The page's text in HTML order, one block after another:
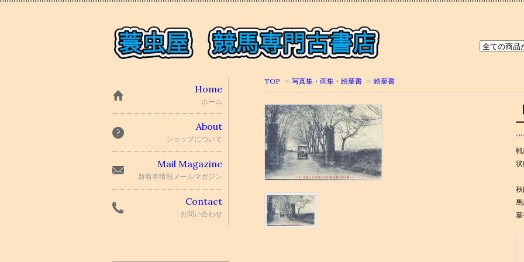
TOP > 写真集・画集・絵葉書 > 絵葉書
Home
ホーム
About
ショップについて
Mail Magazine
新着本情報メールマガジン
Contact
お問い合わせ